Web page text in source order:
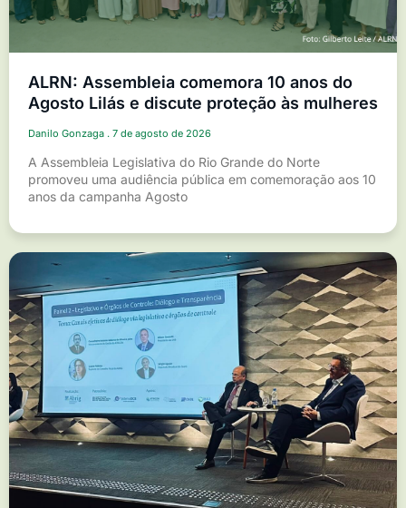
ALRN: Assembleia comemora 10 anos do
Agosto Lilás e discute proteção às mulheres
Danilo Gonzaga 7 de agosto de 2026
A Assembleia Legislativa do Rio Grande do Norte
promoveu uma audiência pública em comemoração aos 10
anos da campanha Agosto